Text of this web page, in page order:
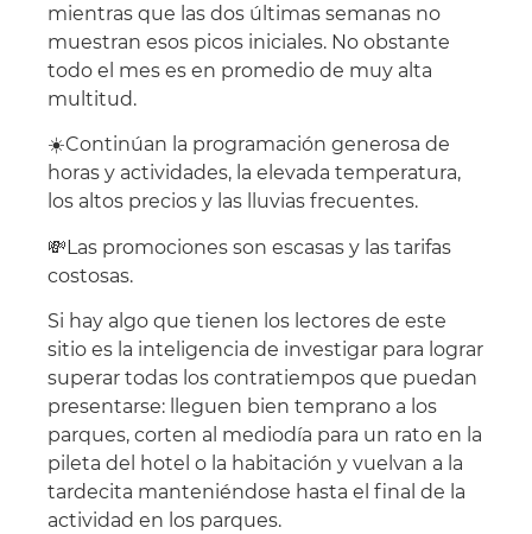
mientras que las dos últimas semanas no
muestran esos picos iniciales. No obstante
todo el mes es en promedio de muy alta
multitud.
☀️Continúan la programación generosa de
horas y actividades, la elevada temperatura,
los altos precios y las lluvias frecuentes.
💸Las promociones son escasas y las tarifas
costosas.
Si hay algo que tienen los lectores de este
sitio es la inteligencia de investigar para lograr
superar todas los contratiempos que puedan
presentarse: lleguen bien temprano a los
parques, corten al mediodía para un rato en la
pileta del hotel o la habitación y vuelvan a la
tardecita manteniéndose hasta el final de la
actividad en los parques.